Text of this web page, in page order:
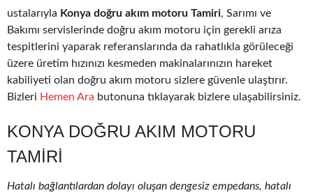
ustalarıyla Konya doğru akım motoru Tamiri, Sarımı ve
Bakımı servislerinde doğru akım motoru için gerekli arıza
tespitlerini yaparak referanslarında da rahatlıkla görüleceği
üzere üretim hızınızı kesmeden makinalarınızın hareket
kabiliyeti olan doğru akım motoru sizlere güvenle ulaştırır.
Bizleri Hemen Ara butonuna tıklayarak bizlere ulaşabilirsiniz.
KONYA DOĞRU AKIM MOTORU
TAMIRI
Hatalı bağlantılardan dolayı oluşan dengesiz empedans, hatalı